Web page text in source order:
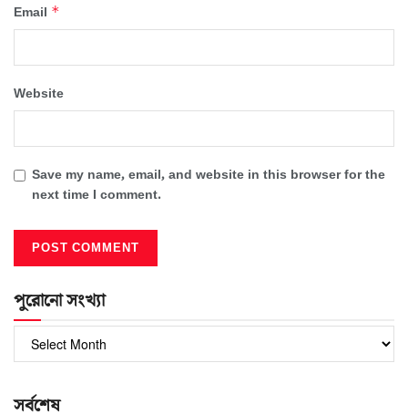
Email *
Website
Save my name, email, and website in this browser for the
next time I comment.
পুরোনো সংখ্যা
সংখ্যা
সর্বশেষ